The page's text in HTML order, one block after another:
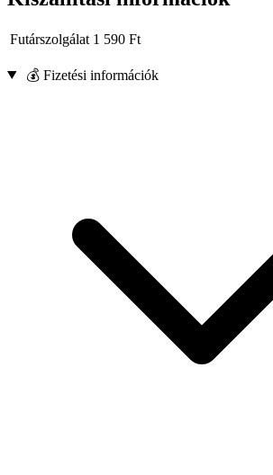
Futárszolgálat 1 590 Ft
💰 Fizetési információk